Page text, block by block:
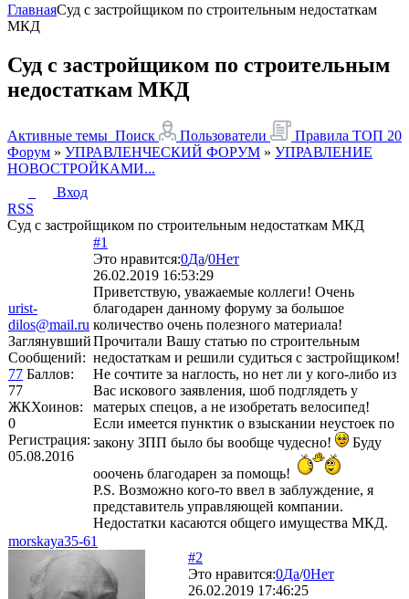
ГлавнаяСуд с застройщиком по строительным недостаткам
МКД
Суд с застройщиком по строительным
недостаткам МКД
Активные темы Поиск Пользователи Правила ТОП 20
Форум » УПРАВЛЕНЧЕСКИЙ ФОРУМ » УПРАВЛЕНИЕ
НОВОСТРОЙКАМИ...
Вход
RSS
Суд с застройщиком по строительным недостаткам МКД
urist-
dilos@mail.ru
Заглянувший
Сообщений:
77 Баллов:
77
ЖКХоинов:
0
Регистрация:
05.08.2016
#1
Это нравится:0Да/0Нет
26.02.2019 16:53:29
Приветствую, уважаемые коллеги! Очень
благодарен данному форуму за большое
количество очень полезного материала!
Прочитали Вашу статью по строительным
недостаткам и решили судиться с застройщиком!
Не сочтите за наглость, но нет ли у кого-либо из
Вас искового заявления, шоб подглядеть у
матерых спецов, а не изобретать велосипед!
Если имеется пунктик о взыскании неустоек по
закону ЗПП было бы вообще чудесно!
Буду
ооочень благодарен за помощь!
P.S. Возможно кого-то ввел в заблуждение, я
представитель управляющей компании.
Недостатки касаются общего имущества МКД.
morskaya35-61
#2
Это нравится:0Да/0Нет
26.02.2019 17:46:25